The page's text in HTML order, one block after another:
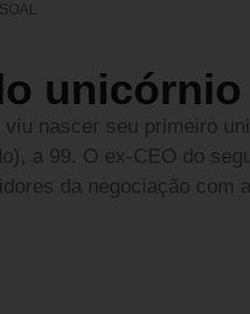
unicórnio
nascer seu primeiro
a 99. O ex-CEO do
da negociação